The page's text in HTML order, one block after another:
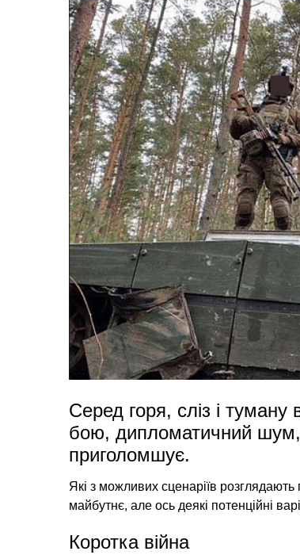
Серед горя, сліз і
бою, дипломатичний шум,
приголомшує.
Які з можливих сценаріїв
майбутнє, але ось деякі потенційні
Коротка війна